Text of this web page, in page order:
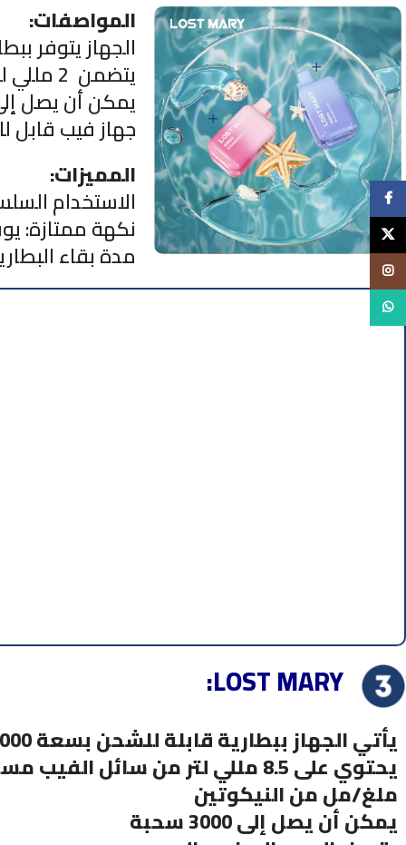
:المواصفات
الجهاز يتوفر
يتضمن 2 مللي لتر من سائل الفيب مسبق التعبئة بتركيز 20 ملغ/مل من النيكوتين
يمكن أن يصل إلى 800
جهاز فيب قابل
:المميزات
الاستخدام
نكهة ممتازة:
مدة بقاء
:LOST MARY
يأتي الجهاز ببطارية قابلة للشحن بسعة 1000 مللي أمبير
ملغ/مل من النيكوتين
يمكن أن يصل إلى 3000 سحبة